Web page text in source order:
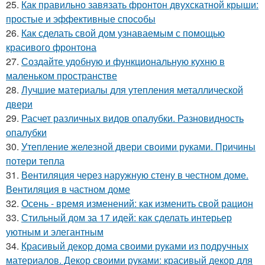
25. Как правильно завязать фронтон двухскатной крыши:
простые и эффективные способы
26. Как сделать свой дом узнаваемым с помощью
красивого фронтона
27. Создайте удобную и функциональную кухню в
маленьком пространстве
28. Лучшие материалы для утепления металлической
двери
29. Расчет различных видов опалубки. Разновидность
опалубки
30. Утепление железной двери своими руками. Причины
потери тепла
31. Вентиляция через наружную стену в честном доме.
Вентиляция в частном доме
32. Осень - время изменений: как изменить свой рацион
33. Стильный дом за 17 идей: как сделать интерьер
уютным и элегантным
34. Красивый декор дома своими руками из подручных
материалов. Декор своими руками: красивый декор для